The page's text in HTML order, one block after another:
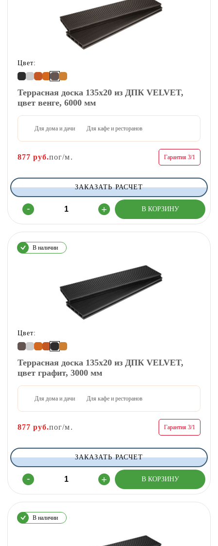
Цвет:
Террасная доска 135х20 из ДПК VELVET,
цвет венге, 6000 мм
Для дома и дачи Для кафе и ресторанов
877 руб.пог/м. Гарантия 3/1
ЗАКАЗАТЬ РАСЧЕТ
В наличии
Цвет:
Террасная доска 135х20 из ДПК VELVET,
цвет графит, 3000 мм
Для дома и дачи Для кафе и ресторанов
877 руб.пог/м. Гарантия 3/1
ЗАКАЗАТЬ РАСЧЕТ
В наличии